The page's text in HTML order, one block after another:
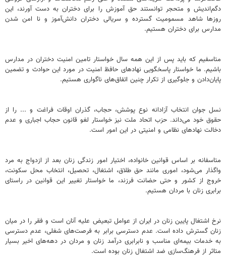
دگم‌اندیش و متحجر توانستند حق آموزش را برای دختران به دست آورند، این
روزها شاهد مسمومیت گسترده و سریالی دختران دانش‌آموز و نا امن شدن
مدارس برای دختران هستیم.
متاسفیم که باید پس از این همه سال خواستار تامین امنیت دختران در مدارس
باشیم. ما خواستار پاسخگویی نهادهای حافظ امنیت در مورد این حوادث و تضمین
پایان‌دادن و جلوگیری از تکرار چنین اتفاق‌های ناگواری هستیم.
نسل جوان انتخاب آزادانه نوع پوشش، حجاب، گذران اوقات فراغت و ... را از
حقوق خود می‌داند. حزب اتحاد ملت نیز خواستار لغو قانون حجاب اجباری و عدم
دخالت نهادهای نظامی و امنیتی در این امور است.
متاسفانه بر اساس قوانین خانواده، اختیار امور زندگی زنان بعد از ازدواج به مرد
واگذار می‌شود، اموری مانند حق طلاق، اشتغال، تحصیل، انتخاب محل سکونت،
خروج از کشور و حتی حضانت فرزند، ما خواستار تغییر این قوانین در راستای
برابری زنان با مردان هستیم.
نرخ اشتغال پایین زنان در ایران از عوامل تبعیض علیه آنان است و فقر را در میان
زنان گسترش داده است. عدم دسترسی برابر به فرصت‌های شغلی، عدم دسترسی
به خدمات بیمه‌ای مناسب و نابرابری درآمد زنان و مردان در دهه‌های اخیر بسیار
متاثر از فرهنگ‌سازی ضد اشتغال زنان بوده است.